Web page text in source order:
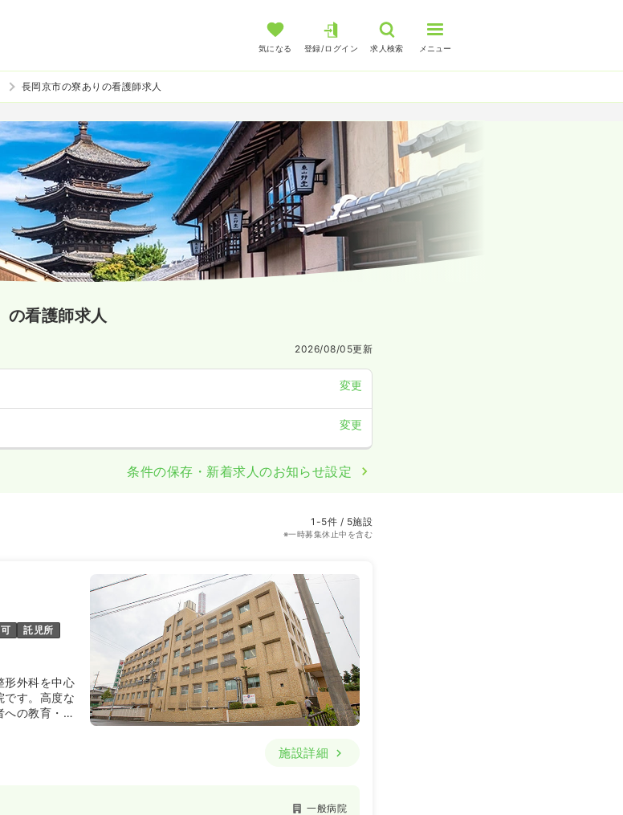
気になる 登録/ログイン 求人検索 メニュー
長岡京市の寮ありの看護師求人
の看護師求人
2026/08/05更新
変更
変更
条件の保存・新着求人のお知らせ設定
1-5件 / 5施設
※一時募集休止中を含む
託児所
形外科を中心
です。高度な
の教育・フ
ていないと
場に馴染め
施設詳細
一般病院